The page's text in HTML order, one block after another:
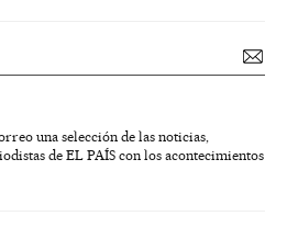
una selección de las noticias,
de EL PAÍS con los acontecimientos